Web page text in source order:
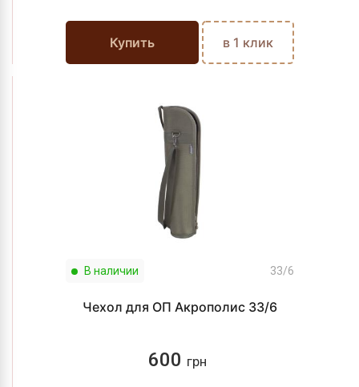
Купить в 1 клик
В наличии 33/6
Чехол для ОП Акрополис 33/6
600 грн